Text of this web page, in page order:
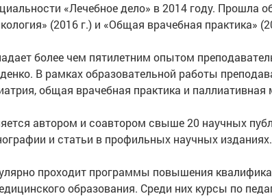
«Лечебное дело» в 2014 году. Прошла
(2016 г.) и «Общая врачебная практика»
более чем пятилетним опытом
В рамках образовательной работы
общая врачебная практика и
автором и соавтором свыше 20 научных
и статьи в профильных научных изданиях.
проходит программы повышения
образования. Среди них курсы по